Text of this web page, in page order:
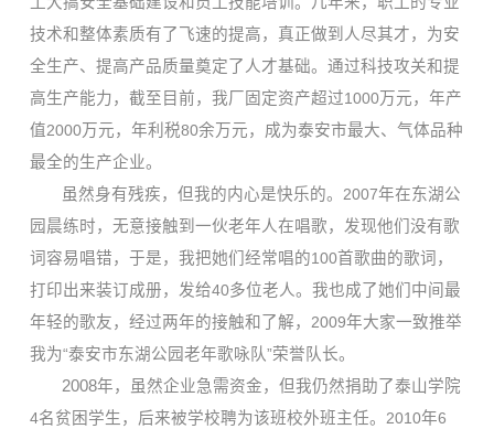
技术和整体素质有了飞速的提高，真正做到人尽其才，为安
全生产、提高产品质量奠定了人才基础。通过科技攻关和提
高生产能力，截至目前，我厂固定资产超过1000万元，年产
值2000万元，年利税80余万元，成为泰安市最大、气体品种
最全的生产企业。
虽然身有残疾，但我的内心是快乐的。 2007年在东湖公
园晨练时，无意接触到一伙老年人在唱歌，发现他们没有歌
词容易唱错，于是，我把她们经常唱的100首歌曲的歌词，
打印出来装订成册，发给40多位老人。我也成了她们中间最
年轻的歌友，经过两年的接触和了解， 2009年大家一致推举
我为“泰安市东湖公园老年歌咏队”荣誉队长。
2008年，虽然企业急需资金，但我仍然捐助了泰山学院
4名贫困学生，后来被学校聘为该班校外班主任。 2010年6